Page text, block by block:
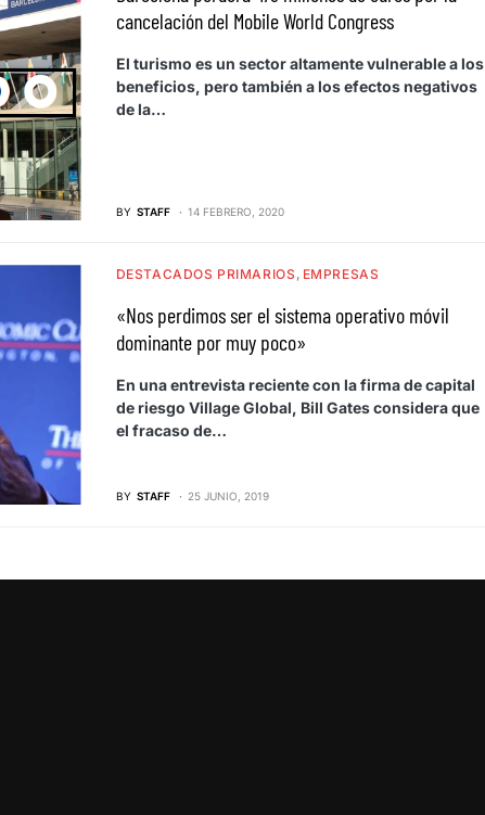
cancelación del Mobile World Congress
El turismo es un sector altamente vulnerable a los
beneficios, pero también a los efectos negativos
de la…
BY STAFF 14 FEBRERO, 2020
DESTACADOS PRIMARIOS EMPRESAS
«Nos perdimos ser el sistema operativo móvil
dominante por muy poco»
En una entrevista reciente con la firma de capital
de riesgo Village Global, Bill Gates considera que
el fracaso de…
BY STAFF 25 JUNIO, 2019